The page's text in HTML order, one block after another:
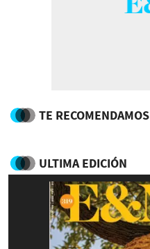
TE RECOMENDAMOS
ULTIMA EDICIÓN